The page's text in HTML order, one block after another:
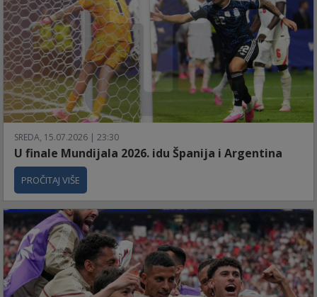
SREDA, 15.07.2026 | 23:30
U finale Mundijala 2026. idu Španija i Argentina
PROČITAJ VIŠE